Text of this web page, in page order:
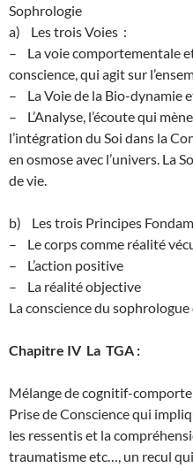
Sophrologie
a) Les trois Voies :
– La voie comportementale
conscience, qui agit sur
– La Voie de la Bio-dynamie
– L’Analyse, l’écoute qui
l’intégration du Soi dans la
en osmose avec l’univers. La
de vie.
b) Les trois Principes
– Le corps comme réalité
– L’action positive
– La réalité objective
La conscience du
Chapitre IV La TGA :
Mélange de cognitif-
Prise de Conscience qui
les ressentis et la
traumatisme etc…, un recul